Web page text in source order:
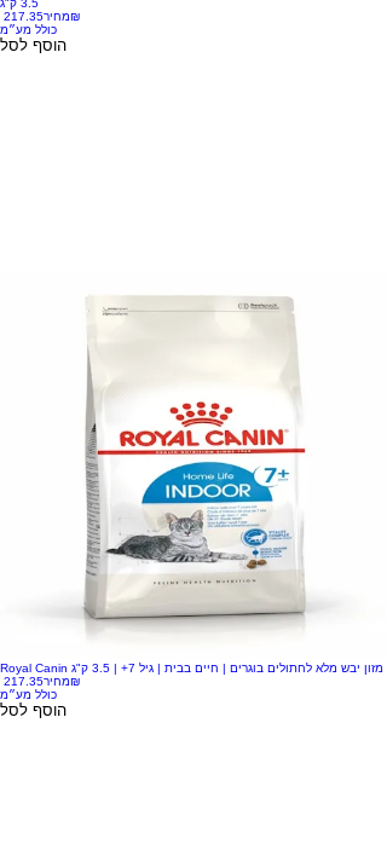
3.5 ק"ג
מחיר‏217.35 ‏₪
כולל מע״מ
הוסף לסל
Royal Canin מזון יבש מלא לחתולים בוגרים | חיים בבית | גיל 7+ | 3.5 ק"ג
מחיר‏217.35 ‏₪
כולל מע״מ
הוסף לסל